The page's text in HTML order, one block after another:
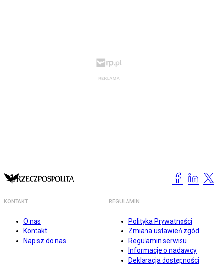
KONTAKT
O nas
Kontakt
Napisz do nas
REGULAMIN
Polityka Prywatności
Zmiana ustawień zgód
Regulamin serwisu
Informacje o nadawcy
Deklaracja dostępności